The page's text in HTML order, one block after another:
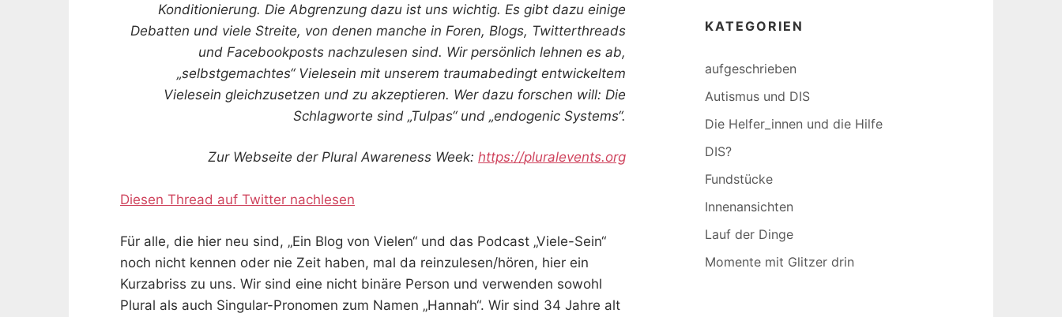
Konditionierung. Die Abgrenzung dazu ist uns wichtig. Es gibt dazu einige
Debatten und viele Streite, von denen manche in Foren, Blogs, Twitterthreads
und Facebookposts nachzulesen sind. Wir persönlich lehnen es ab,
„selbstgemachtes“ Vielesein mit unserem traumabedingt entwickeltem
Vielesein gleichzusetzen und zu akzeptieren. Wer dazu forschen will: Die
Schlagworte sind „Tulpas“ und „endogenic Systems“.
Zur Webseite der Plural Awareness Week: https://pluralevents.org
Diesen Thread auf Twitter nachlesen
Für alle, die hier neu sind, „Ein Blog von Vielen“ und das Podcast „Viele-Sein“
noch nicht kennen oder nie Zeit haben, mal da reinzulesen/hören, hier ein
Kurzabriss zu uns. Wir sind eine nicht binäre Person und verwenden sowohl
Plural als auch Singular-Pronomen zum Namen „Hannah“. Wir sind 34 Jahre alt
KATEGORIEN
aufgeschrieben
Autismus und DIS
Die Helfer_innen und die Hilfe
DIS?
Fundstücke
Innenansichten
Lauf der Dinge
Momente mit Glitzer drin